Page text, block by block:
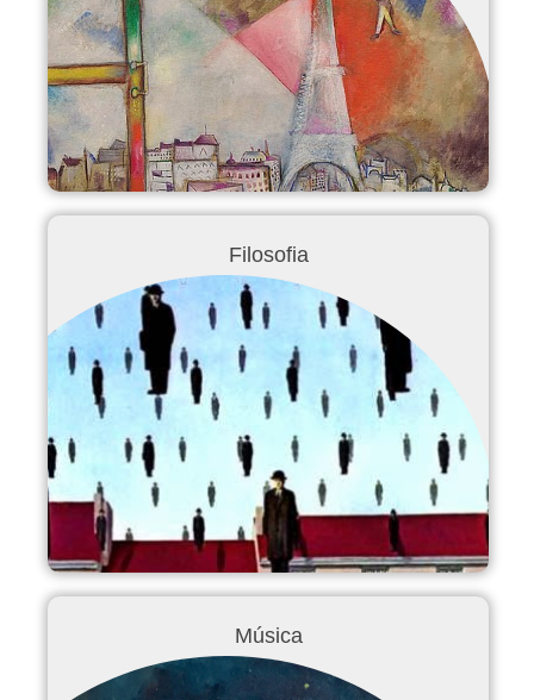
Filosofia
Música